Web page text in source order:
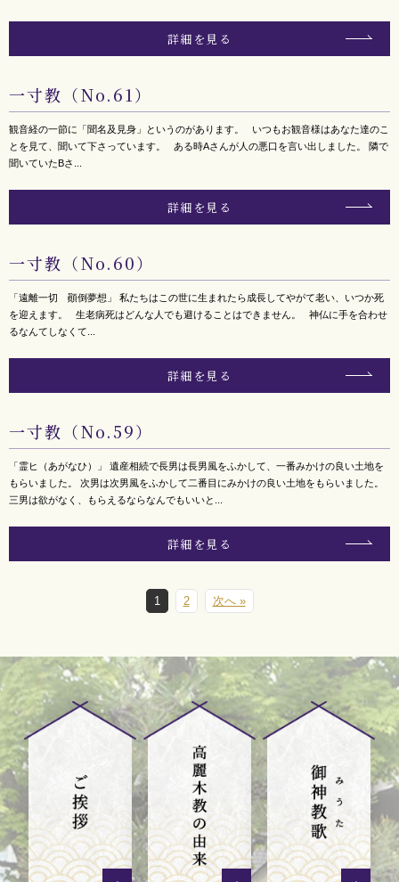
詳細を見る
一寸教（No.61）
観音経の一節に「聞名及見身」というのがあります。 いつもお観音様はあなた達のこ
とを見て、聞いて下さっています。 ある時Aさんが人の悪口を言い出しました。 隣で
聞いていたBさ...
詳細を見る
一寸教（No.60）
「遠離一切 顚倒夢想」 私たちはこの世に生まれたら成長してやがて老い、いつか死
を迎えます。 生老病死はどんな人でも避けることはできません。 神仏に手を合わせ
るなんてしなくて...
詳細を見る
一寸教（No.59）
「霊ヒ（あがなひ）」 遺産相続で長男は長男風をふかして、一番みかけの良い土地を
もらいました。 次男は次男風をふかして二番目にみかけの良い土地をもらいました。
三男は欲がなく、もらえるならなんでもいいと...
詳細を見る
1 2 次へ »